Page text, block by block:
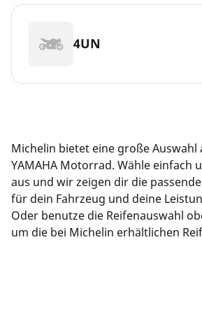
4UN
Michelin bietet eine große Auswahl
YAMAHA Motorrad. Wähle einfach
aus und wir zeigen dir die
für dein Fahrzeug und deine
Oder benutze die Reifenauswahl
um die bei Michelin erhältlichen